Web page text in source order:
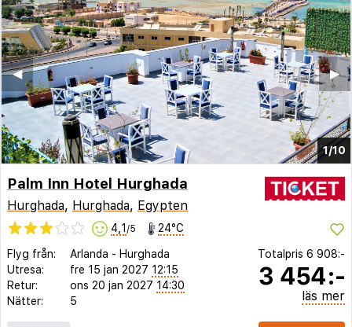
1/10
▶︎
◀︎
Palm Inn Hotel Hurghada
Hurghada, Hurghada, Egypten
4,1 /5 24°C
Flyg från: Arlanda - Hurghada
Utresa:
fre 15 jan 2027 12:15
Retur:
ons 20 jan 2027 14:30
Nätter:
5
Totalpris 6 908:-
3 454:-
läs mer